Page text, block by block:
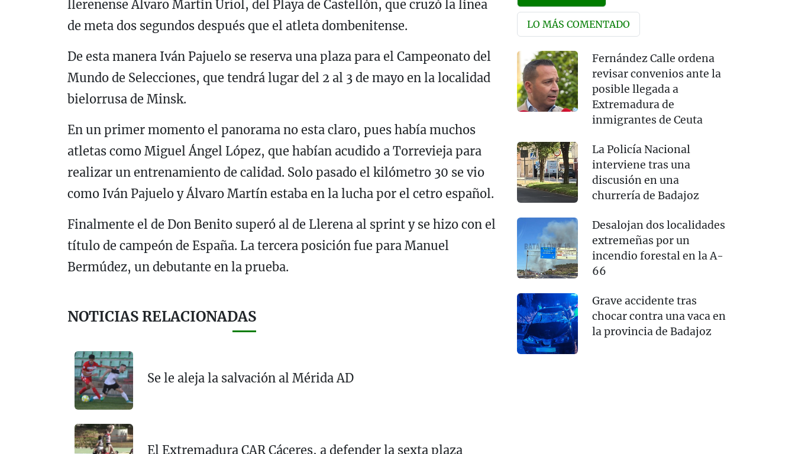
llerenense Álvaro Martín Uriol, del Playa de Castellón, que cruzó la línea
de meta dos segundos después que el atleta dombenitense.
De esta manera Iván Pajuelo se reserva una plaza para el Campeonato del
Mundo de Selecciones, que tendrá lugar del 2 al 3 de mayo en la localidad
bielorrusa de Minsk.
En un primer momento el panorama no esta claro, pues había muchos
atletas como Miguel Ángel López, que habían acudido a Torrevieja para
realizar un entrenamiento de calidad. Solo pasado el kilómetro 30 se vio
como Iván Pajuelo y Álvaro Martín estaba en la lucha por el cetro español.
Finalmente el de Don Benito superó al de Llerena al sprint y se hizo con el
título de campeón de España. La tercera posición fue para Manuel
Bermúdez, un debutante en la prueba.
NOTICIAS RELACIONADAS
Se le aleja la salvación al Mérida AD
El Extremadura CAR Cáceres, a defender la sexta plaza
LO MÁS COMENTADO
Fernández Calle ordena
revisar convenios ante la
posible llegada a
Extremadura de
inmigrantes de Ceuta
La Policía Nacional
interviene tras una
discusión en una
churrería de Badajoz
Desalojan dos localidades
extremeñas por un
incendio forestal en la A-
66
Grave accidente tras
chocar contra una vaca en
la provincia de Badajoz